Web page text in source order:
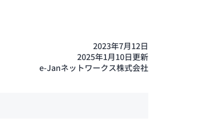
2023年7月12日
2025年1月10日更新
e-Janネットワークス株式会社